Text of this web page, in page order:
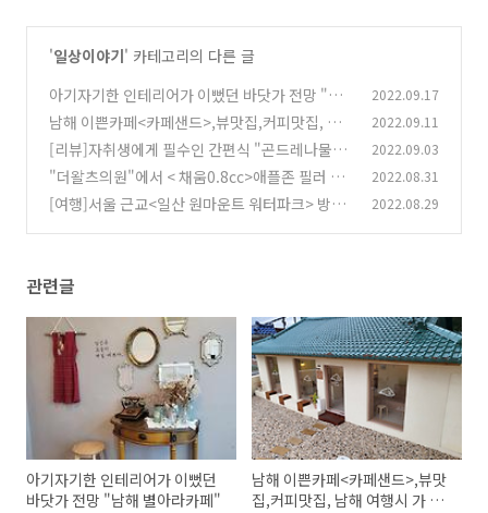
'일상이야기' 카테고리의 다른 글
아기자기한 인테리어가 이뻤던 바닷가 전망 "남
해 별아라카페" (31)
2022.09.17
남해 이쁜카페<카페샌드>,뷰맛집,커피맛집, 남
해 여행시 가 볼 카페
(37)
2022.09.11
[리뷰]자취생에게 필수인 간편식 "곤드레나물
밥"리뷰
(20)
2022.09.03
"더왈츠의원"에서 < 채움0.8cc>애플존 필러 맞
은 후기,채움필러와 채움필러 유지기간 (20)
2022.08.31
[여행]서울 근교<일산 원마운트 워터파크> 방문
2022.08.29
관련글
아기자기한 인테리어가 이뻤던
바닷가 전망 "남해 별아라카페"
남해 이쁜카페<카페샌드>,뷰맛
집,커피맛집, 남해 여행시 가 볼